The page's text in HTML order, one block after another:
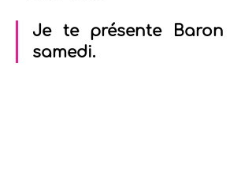
Je te présente Baron
samedi.